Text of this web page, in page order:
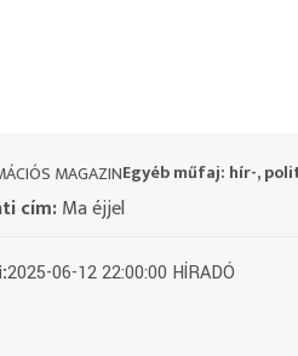
MAGAZINEgyéb műfaj: hír-,
cím:Ma éjjel
2025-06-12 22:00:00 HÍRADÓ